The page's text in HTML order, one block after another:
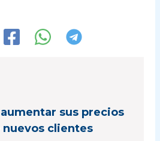
sus precios
nuevos clientes